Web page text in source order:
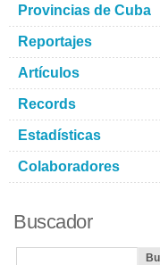
Provincias de Cuba
Reportajes
Artículos
Records
Estadísticas
Colaboradores
Buscador